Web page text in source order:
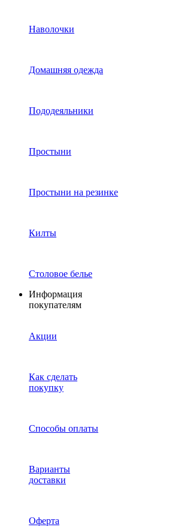
Наволочки
Домашняя одежда
Пододеяльники
Простыни
Простыни на резинке
Килты
Столовое белье
Информация
покупателям
Акции
Как сделать
покупку
Способы оплаты
Варианты
доставки
Оферта